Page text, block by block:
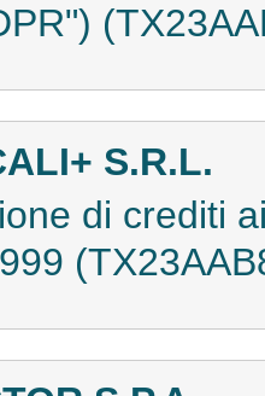
S.R.L.
di crediti